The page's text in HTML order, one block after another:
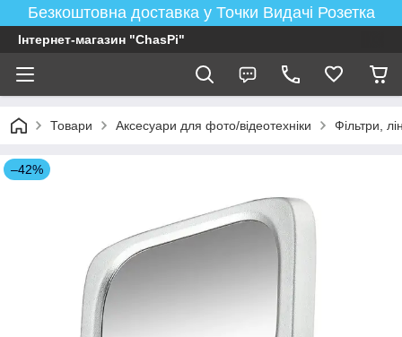
Безкоштовна доставка у Точки Видачі Розетка
Інтернет-магазин "ChasPi"
Товари Аксесуари для фото/відеотехніки Фільтри,
–42%